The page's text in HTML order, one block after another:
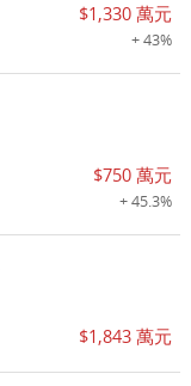
$1,330 萬元
+ 43%
$750 萬元
+ 45.3%
$1,843 萬元